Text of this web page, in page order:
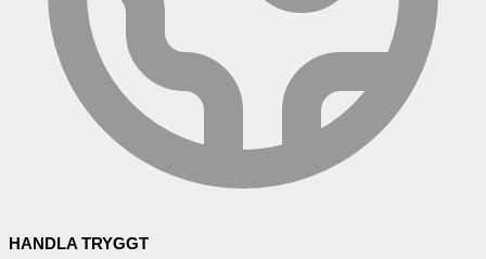
HANDLA TRYGGT